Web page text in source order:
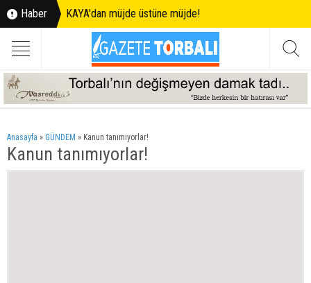
Haber KAYA'dan müjde üstüne müjde!
Anasayfa » GÜNDEM » Kanun tanımıyorlar!
Kanun tanımıyorlar!